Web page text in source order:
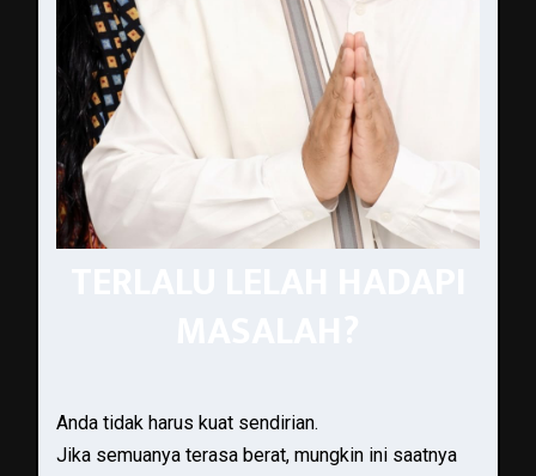
Anda tidak harus kuat sendirian.
Jika semuanya terasa berat, mungkin ini saatnya